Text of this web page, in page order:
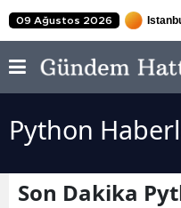
09 Ağustos 2026
Python
Son Dakika